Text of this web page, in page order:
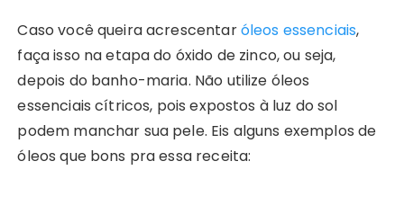
Caso você queira acrescentaróleos essenciais,
faça isso na etapa do óxido de zinco, ou seja,
depois do banho-maria. Não utilize óleos
essenciais cítricos, pois expostos à luz do sol
podem manchar sua pele. Eis alguns exemplos de
óleos que bons pra essa receita: